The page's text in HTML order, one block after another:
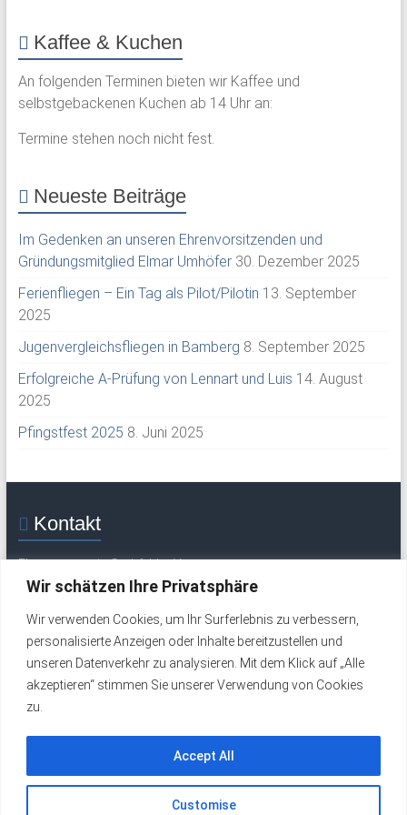
Wir schätzen Ihre Privatsphäre
Wir verwenden Cookies, um Ihr Surferlebnis zu verbessern,
personalisierte Anzeigen oder Inhalte bereitzustellen und
unseren Datenverkehr zu analysieren. Mit dem Klick auf „Alle
akzeptieren“ stimmen Sie unserer Verwendung von Cookies
zu.
Customise
Accept All
Kaffee & Kuchen
An folgenden Terminen bieten wir Kaffee und
selbstgebackenen Kuchen ab 14 Uhr an:
Termine stehen noch nicht fest.
Neueste Beiträge
Im Gedenken an unseren Ehrenvorsitzenden und
Gründungsmitglied Elmar Umhöfer 30. Dezember 2025
Ferienfliegen – Ein Tag als Pilot/Pilotin 13. September
2025
Jugenvergleichsfliegen in Bamberg 8. September 2025
Erfolgreiche A-Prüfung von Lennart und Luis 14. August
2025
Pfingstfest 2025 8. Juni 2025
Kontakt
Flugsportverein Grabfeld e. V.
Mittelweg 30
Tel.: +49 (0) 9762 277 (Flugplatz / Wochenende)
Tel.: +49 (0) 9762 324 (werktags)
Impressum